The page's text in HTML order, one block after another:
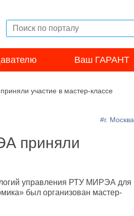
Ваш ГАРАНТ
участие в мастер-классе
#г. Москва
приняли
управления РТУ МИРЭА для
был организован мастер-